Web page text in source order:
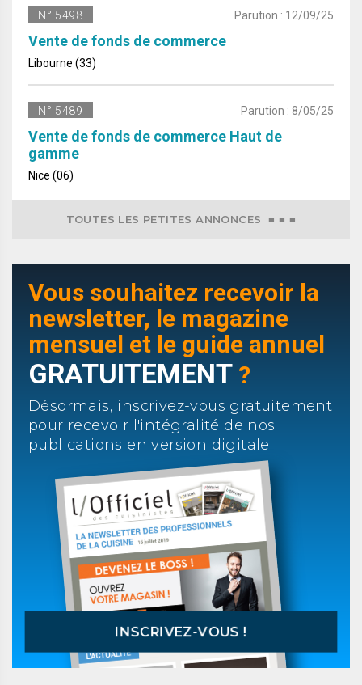
N° 5498 Parution : 12/09/25
Vente de fonds de commerce
Libourne (33)
N° 5489 Parution : 8/05/25
Vente de fonds de commerce Haut de
gamme
Nice (06)
TOUTES LES PETITES ANNONCES ■ ■ ■
Vous souhaitez recevoir la
newsletter, le magazine
mensuel et le guide annuel
GRATUITEMENT ?
Désormais, inscrivez-vous gratuitement
pour recevoir l'intégralité de nos
publications en version digitale.
INSCRIVEZ-VOUS !